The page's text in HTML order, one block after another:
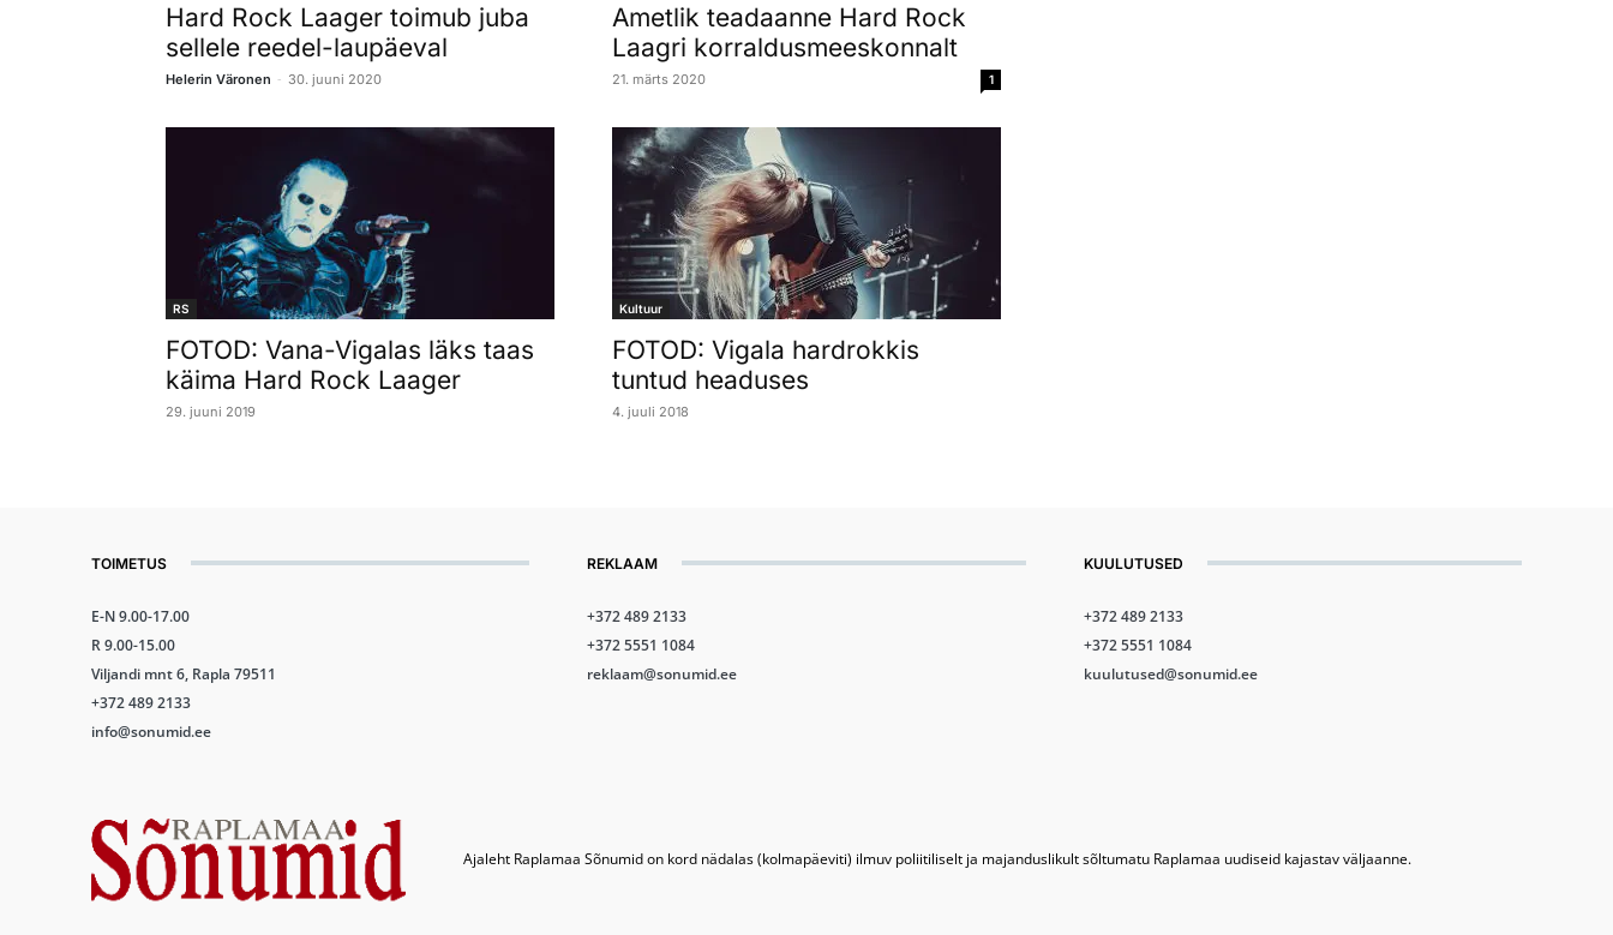
Hard Rock Laager toimub juba
sellele reedel-laupäeval
Helerin Väronen - 30. juuni 2020
Ametlik teadaanne Hard Rock
Laagri korraldusmeeskonnalt
21. märts 2020 1
RS
FOTOD: Vana-Vigalas läks taas
käima Hard Rock Laager
29. juuni 2019
Kultuur
FOTOD: Vigala hardrokkis
tuntud headuses
4. juuli 2018
TOIMETUS
E-N 9.00-17.00
R 9.00-15.00
Viljandi mnt 6, Rapla 79511
+372 489 2133
info@sonumid.ee
REKLAAM
+372 489 2133
+372 5551 1084
reklaam@sonumid.ee
KUULUTUSED
+372 489 2133
+372 5551 1084
kuulutused@sonumid.ee
Ajaleht Raplamaa Sõnumid on kord nädalas (kolmapäeviti) ilmuv poliitiliselt ja majanduslikult sõltumatu Raplamaa uudiseid kajastav väljaanne.